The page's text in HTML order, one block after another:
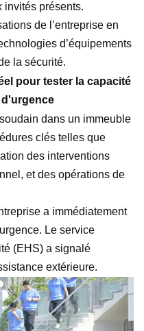
invités présents.
de l’entreprise en
d’équipements
la sécurité.
pour tester la capacité
dans un immeuble
clés telles que
des interventions
et des opérations de
a immédiatement
Le service
(EHS) a signalé
extérieure.